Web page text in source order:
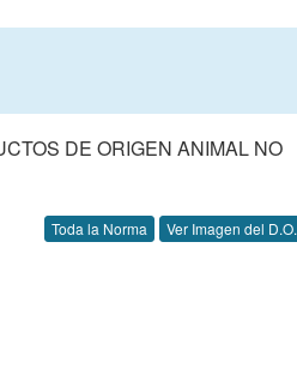
DE ORIGEN ANIMAL NO
Toda la Norma Ver Imagen del D.O.